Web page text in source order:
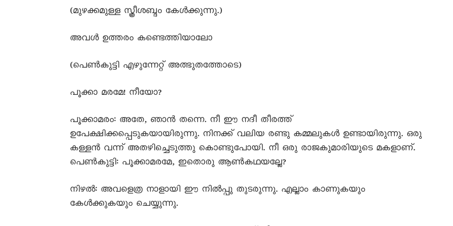
(മുഴക്കമുള്ള സ്ത്രീശബ്ദം കേൾക്കുന്നു.)
അവൾ ഉത്തരം കണ്ടെത്തിയാലോ
(പെൺകുട്ടി എഴുന്നേറ്റ് അത്ഭുതത്തോടെ)
പൂക്കാ മരമേ! നീയോ?
പൂക്കാമരം: അതേ, ഞാൻ തന്നെ. നീ ഈ നദീ തീരത്ത്
ഉപേക്ഷിക്കപ്പെടുകയായിരുന്നു. നിനക്ക് വലിയ രണ്ടു കമ്മലുകൾ ഉണ്ടായിരുന്നു. ഒരു
കള്ളൻ വന്ന് അതഴിച്ചെടുത്തു കൊണ്ടുപോയി. നീ ഒരു രാജകുമാരിയുടെ മകളാണ്.
പെൺകുട്ടി: പൂക്കാമരമേ, ഇതൊരു ആൺകഥയല്ലേ?
നിഴൽ: അവളെത്ര നാളായി ഈ നിൽപ്പു തുടരുന്നു. എല്ലാം കാണുകയും
കേൾക്കുകയും ചെയ്യുന്നു.